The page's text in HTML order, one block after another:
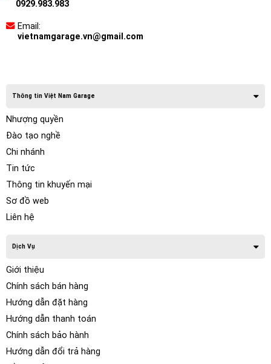
0929.983.983
Email:
vietnamgarage.vn@gmail.com
Thông tin Việt Nam Garage
Nhượng quyền
Đào tạo nghề
Chi nhánh
Tin tức
Thông tin khuyến mại
Sơ đồ web
Liên hệ
Dịch Vụ
Giới thiệu
Chính sách bán hàng
Hướng dẫn đặt hàng
Hướng dẫn thanh toán
Chính sách bảo hành
Hướng dẫn đổi trả hàng